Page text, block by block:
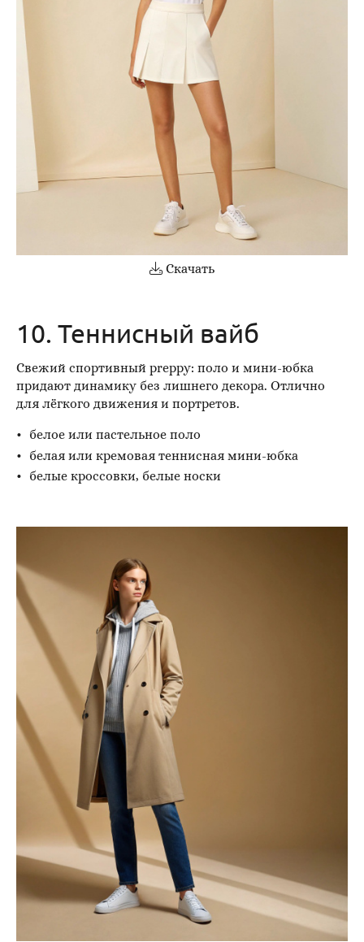
10. Теннисный вайб
Свежий спортивный preppy: поло и мини-юбка
придают динамику без лишнего декора. Отлично
для лёгкого движения и портретов.
белое или пастельное поло
белая или кремовая теннисная мини-юбка
белые кроссовки, белые носки
Скачать